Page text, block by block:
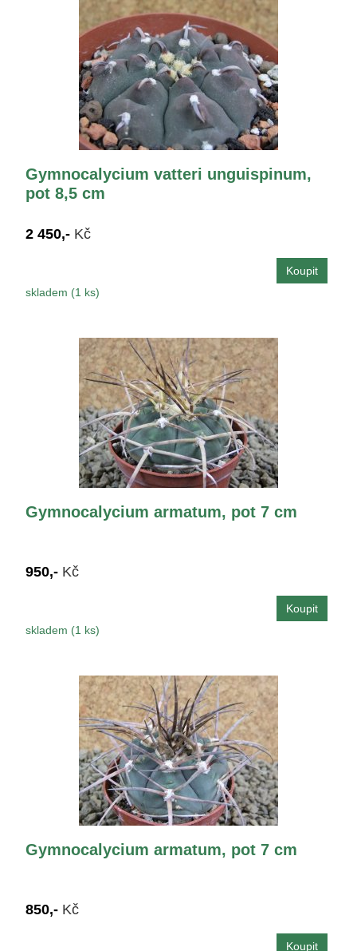
Gymnocalycium vatteri unguispinum,
pot 8,5 cm
2 450,- Kč
skladem (1 ks)
Gymnocalycium armatum, pot 7 cm
950,- Kč
skladem (1 ks)
Gymnocalycium armatum, pot 7 cm
850,- Kč